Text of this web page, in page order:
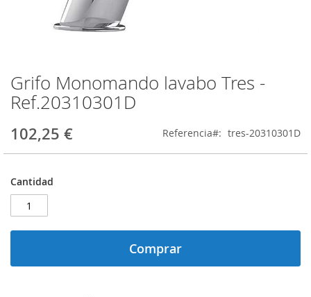
Grifo Monomando lavabo Tres -
Ref.20310301D
102,25 € Referencia tres-20310301D
Cantidad
Comprar
Saltar
al
comienzo
la
imágenes